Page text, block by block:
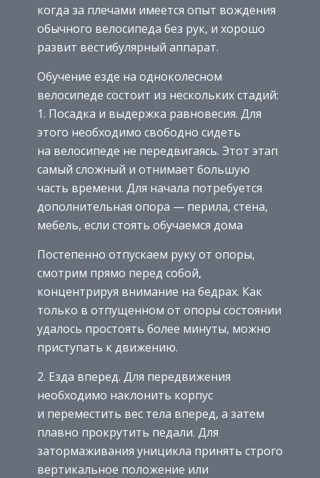
когда за плечами имеется опыт вождения
обычного велосипеда без рук, и хорошо
развит вестибулярный аппарат.
Обучение езде на одноколесном
велосипеде состоит из нескольких стадий:
1. Посадка и выдержка равновесия. Для
этого необходимо свободно сидеть
на велосипеде не передвигаясь. Этот этап
самый сложный и отнимает большую
часть времени. Для начала потребуется
дополнительная опора — перила, стена,
мебель, если стоять обучаемся дома
Постепенно отпускаем руку от опоры,
смотрим прямо перед собой,
концентрируя внимание на бедрах. Как
только в отпущенном от опоры состоянии
удалось простоять более минуты, можно
приступать к движению.
2. Езда вперед. Для передвижения
необходимо наклонить корпус
и переместить вес тела вперед, а затем
плавно прокрутить педали. Для
затормаживания уницикла принять строго
вертикальное положение или